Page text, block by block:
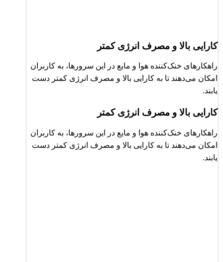
کارایی بالا و مصرف انرژی کمتر
راهکارهای خنک‌کننده هوا و مایع در این سرورها، به کاربران
امکان می‌دهند تا به کارایی بالا و مصرف انرژی کمتر دست
یابند.
کارایی بالا و مصرف انرژی کمتر
راهکارهای خنک‌کننده هوا و مایع در این سرورها، به کاربران
امکان می‌دهند تا به کارایی بالا و مصرف انرژی کمتر دست
یابند.